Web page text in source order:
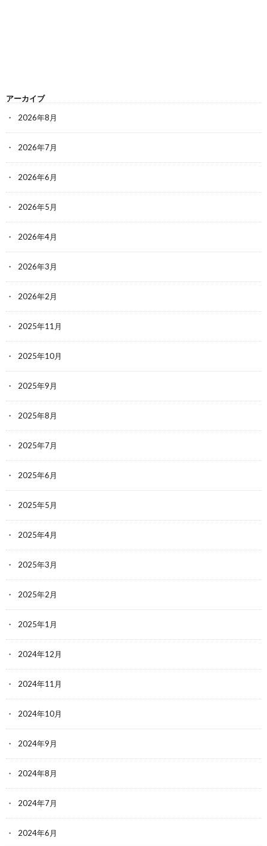
アーカイブ
2026年8月
2026年7月
2026年6月
2026年5月
2026年4月
2026年3月
2026年2月
2025年11月
2025年10月
2025年9月
2025年8月
2025年7月
2025年6月
2025年5月
2025年4月
2025年3月
2025年2月
2025年1月
2024年12月
2024年11月
2024年10月
2024年9月
2024年8月
2024年7月
2024年6月